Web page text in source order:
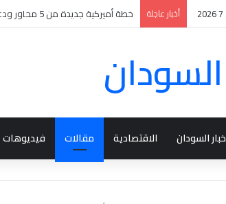
أخبار عاجلة خطة أميركية جديدة من 5 محاور ودعم بريطاني لوقف حرب السودان بينها انسحابات متبادلة
السودان
السودان الاقتصادية مقالات فيديوهات